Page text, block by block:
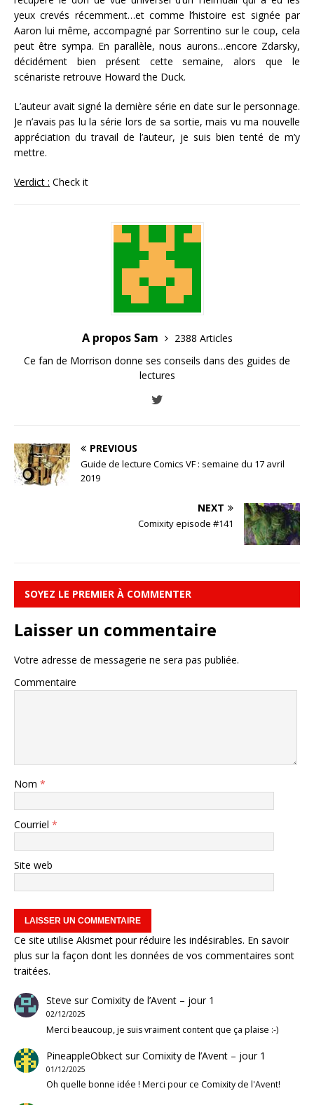
yeux crevés récemment…et comme l’histoire est signée par
Aaron lui même, accompagné par Sorrentino sur le coup, cela
peut être sympa. En parallèle, nous aurons…encore Zdarsky,
décidément bien présent cette semaine, alors que le
scénariste retrouve Howard the Duck.
L’auteur avait signé la dernière série en date sur le personnage.
Je n’avais pas lu la série lors de sa sortie, mais vu ma nouvelle
appréciation du travail de l’auteur, je suis bien tenté de m’y
mettre.
Verdict : Check it
A propos Sam
2388 Articles
Ce fan de Morrison donne ses conseils dans des guides de
lectures
PREVIOUS
Guide de lecture Comics VF : semaine du 17 avril
2019
NEXT
Comixity episode #141
SOYEZ LE PREMIER À COMMENTER
Laisser un commentaire
Votre adresse de messagerie ne sera pas publiée.
Commentaire
Nom *
Courriel *
Site web
Ce site utilise Akismet pour réduire les indésirables. En savoir
plus sur la façon dont les données de vos commentaires sont
traitées.
Steve surComixity de l’Avent – jour 1
02/12/2025
Merci beaucoup, je suis vraiment content que ça plaise :-)
PineappleObkectsurComixity de l’Avent – jour 1
01/12/2025
Oh quelle bonne idée ! Merci pour ce Comixity de l'Avent!